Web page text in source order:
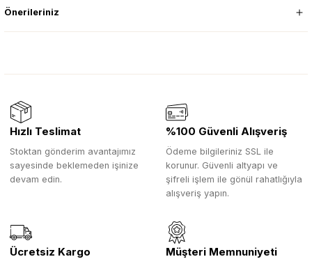
Önerileriniz
Hızlı Teslimat
Stoktan gönderim avantajımız
sayesinde beklemeden işinize
devam edin.
%100 Güvenli Alışveriş
Ödeme bilgileriniz SSL ile
korunur. Güvenli altyapı ve
şifreli işlem ile gönül rahatlığıyla
alışveriş yapın.
Ücretsiz Kargo Müşteri Memnuniyeti